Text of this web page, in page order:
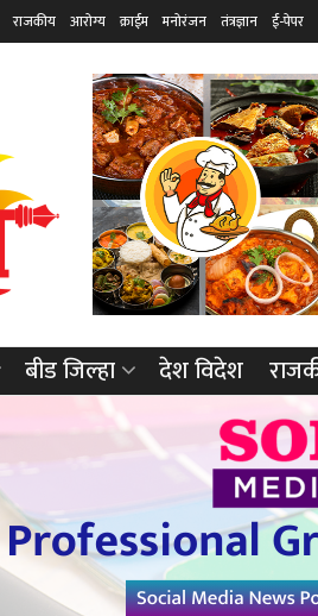
राजकीय आरोग्य क्राईम मनोरंजन तंत्रज्ञान ई-पेपर
बीड जिल्हा देश विदेश